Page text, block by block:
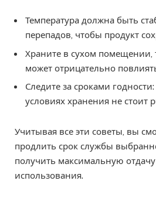
Температура должна быть
перепадов, чтобы продукт
Храните в сухом помещении,
может отрицательно
Следите за сроками
условиях хранения не стоит
Учитывая все эти советы, вы
продлить срок службы
получить максимальную отдачу
использования.